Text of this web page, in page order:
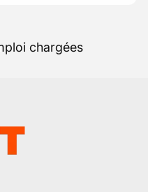
chargées